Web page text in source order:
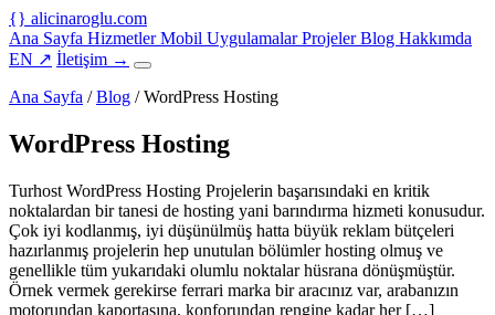
{} alicinaroglu.com
Ana Sayfa HizmetlerMobil UygulamalarProjelerBlog Hakkımda
EN ↗ İletişim →
Ana Sayfa /Blog /WordPress Hosting
WordPress Hosting
Turhost WordPress Hosting Projelerin başarısındaki en kritik
noktalardan bir tanesi de hosting yani barındırma hizmeti konusudur.
Çok iyi kodlanmış, iyi düşünülmüş hatta büyük reklam bütçeleri
hazırlanmış projelerin hep unutulan bölümler hosting olmuş ve
genellikle tüm yukarıdaki olumlu noktalar hüsrana dönüşmüştür.
Örnek vermek gerekirse ferrari marka bir aracınız var, arabanızın
motorundan kaportasına, konforundan rengine kadar her […]